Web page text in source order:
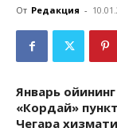
От Редакция -
Январь ойининг
«Кордай»
Чегара